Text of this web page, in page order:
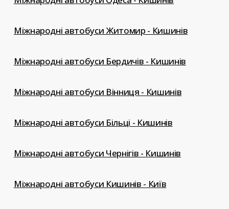
Міжнародні автобуси Житомир - Кишинів
Міжнародні автобуси Бердичів - Кишинів
Міжнародні автобуси Вінниця - Кишинів
Міжнародні автобуси Більці - Кишинів
Міжнародні автобуси Чернігів - Кишинів
Міжнародні автобуси Кишинів - Київ